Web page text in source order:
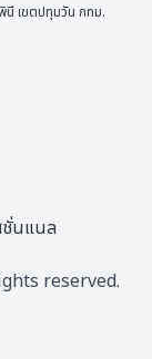
เขตปทุมวัน กทม.
ชั่นแนล
reserved.